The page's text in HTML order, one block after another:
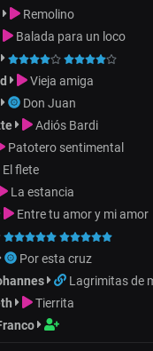
Remolino
Balada para un loco
Vieja amiga
Don Juan
Adiós Bardi
Patotero sentimental
El flete
La estancia
Entre tu amor y mi amor
Por esta cruz
Lagrimitas de
Tierrita